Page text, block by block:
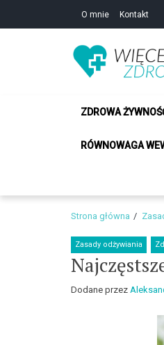
O mnie Kontakt
ZDROWA
RÓWNOWAGA
Strona główna
Zasady odżywiania
Dodane przez